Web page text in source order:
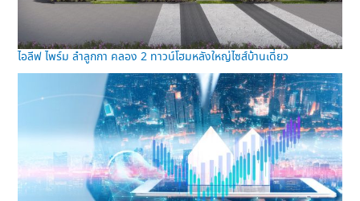
ไอลีฟ ไพร์ม ลำลูกกา คลอง 2 ทาวน์โฮมหลังใหญ่ไซส์บ้านเดี่ยว